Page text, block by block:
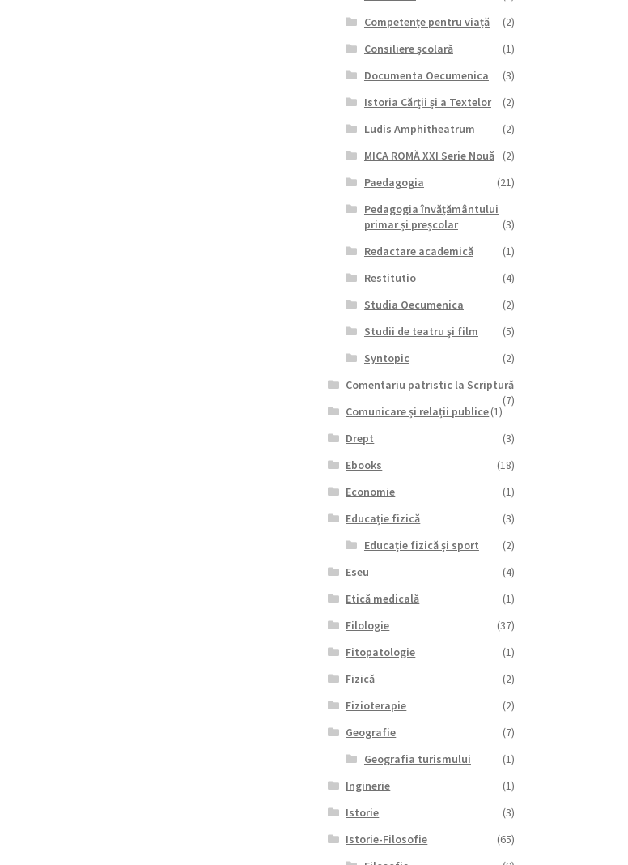
Competențe pentru viață
(2)
Consiliere școlară
(1)
Documenta Oecumenica
(3)
Istoria Cărții și a Textelor
(2)
Ludis Amphitheatrum
(2)
MICA ROMĂ XXI Serie Nouă
(2)
Paedagogia
(21)
Pedagogia învățământului
primar și preșcolar
(3)
Redactare academică
(1)
Restitutio
(4)
Studia Oecumenica
(2)
Studii de teatru şi film
(5)
Syntopic
(2)
Comentariu patristic la Scriptură
(7)
Comunicare și relații publice(1)
Drept
(3)
Ebooks
(18)
Economie
(1)
Educație fizică
(3)
Educație fizică și sport
(2)
Eseu
(4)
Etică medicală
(1)
Filologie
(37)
Fitopatologie
(1)
Fizică
(2)
Fizioterapie
(2)
Geografie
(7)
Geografia turismului
(1)
Inginerie
(1)
Istorie
(3)
Istorie-Filosofie
(65)